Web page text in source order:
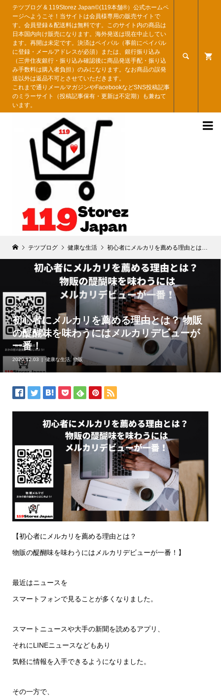
テツブログ & 119Storez Japan©︎(119本舗®︎）公式ホームペ
ージへようこそ！当サイトは会員様専用の販売サイトで
す。会員登録＆配送料は無料です。このサイト内の商品は
日本国内向け販売になります。海外発送は現在中止してい
ます。再開は未定です。決済はペイパル（事前にペイパル
に登録・メールアドレスが必須）または、銀行振り込み
（三井住友銀行・振り込み確認後に商品発送手配・振り込
み手数料は購入者負担）のみになります。なお商品の誤発
送以外は返品不可とさせていただきます。
これまで通りメールマガジンやFacebookなどSNS投稿記事
のミラーサイト（投稿記事保有・更新は不定期）も兼ねて
います。


テツブログ 健康な生活 初心者にメルカリを薦める理由とは？ 物販の醍醐味を味わうにはメルカリデビューが一番！
初心者にメルカリを薦める理由とは？ 物販
の醍醐味を味わうにはメルカリデビューが
一番！
2020.12.03 健康な生活, 物販
【初心者にメルカリを薦める理由とは？
物販の醍醐味を味わうにはメルカリデビューが一番！】
最近はニュースを
スマートフォンで見ることが多くなりました。
スマートニュースや大手の新聞を読めるアプリ、
それにLINEニュースなどもあり
気軽に情報を入手できるようになりました。
その一方で、